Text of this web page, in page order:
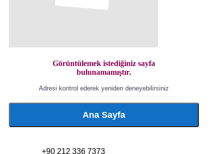
Görüntülemek istediğiniz sayfa
bulunamamıştır.
Adresi kontrol ederek yeniden deneyebilirsiniz
Ana Sayfa
+90 212 336 7373